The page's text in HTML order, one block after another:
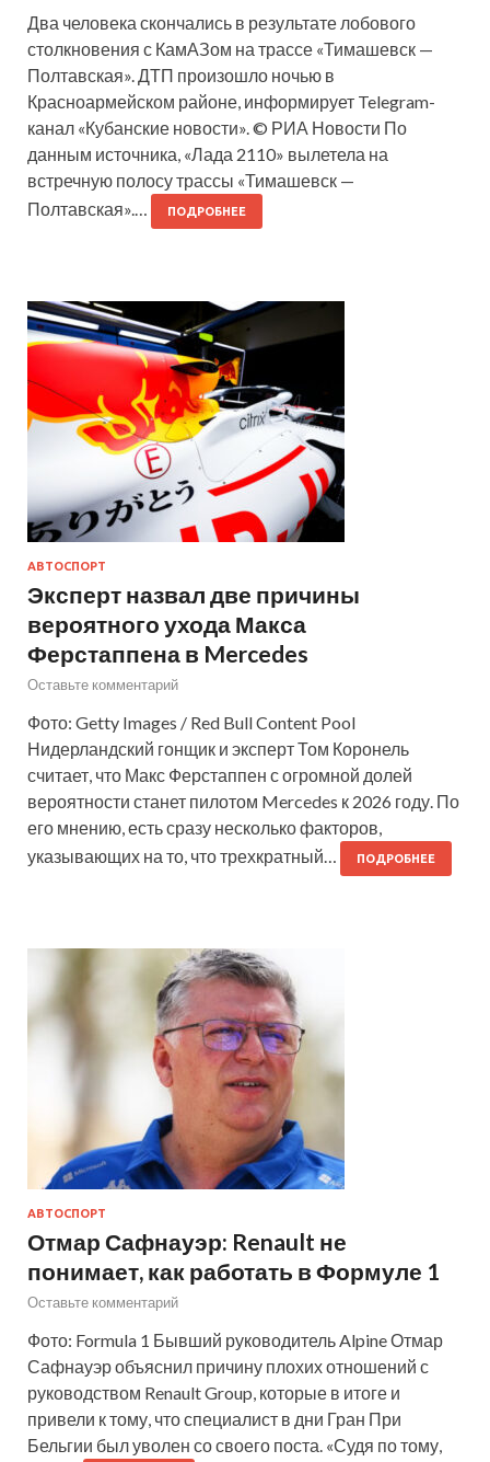
Два человека скончались в результате лобового
столкновения с КамАЗом на трассе «Тимашевск —
Полтавская». ДТП произошло ночью в
Красноармейском районе, информирует Telegram-
канал «Кубанские новости». © РИА Новости По
данным источника, «Лада 2110» вылетела на
встречную полосу трассы «Тимашевск —
Полтавская».…
ПОДРОБНЕЕ
АВТОСПОРТ
Эксперт назвал две причины
вероятного ухода Макса
Ферстаппена в Mercedes
Оставьте комментарий
Фото: Getty Images / Red Bull Content Pool
Нидерландский гонщик и эксперт Том Коронель
считает, что Макс Ферстаппен с огромной долей
вероятности станет пилотом Mercedes к 2026 году. По
его мнению, есть сразу несколько факторов,
указывающих на то, что трехкратный…
ПОДРОБНЕЕ
АВТОСПОРТ
Отмар Сафнауэр: Renault не
понимает, как работать в Формуле 1
Оставьте комментарий
Фото: Formula 1 Бывший руководитель Alpine Отмар
Сафнауэр объяснил причину плохих отношений с
руководством Renault Group, которые в итоге и
привели к тому, что специалист в дни Гран При
Бельгии был уволен со своего поста. «Судя по тому,